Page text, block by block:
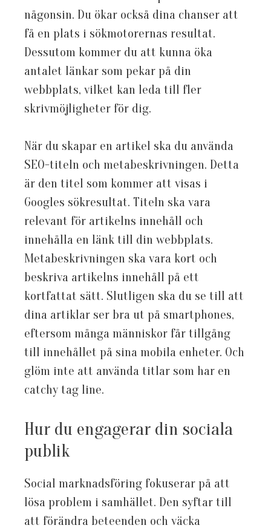
någonsin. Du ökar också dina chanser att
få en plats i sökmotorernas resultat.
Dessutom kommer du att kunna öka
antalet länkar som pekar på din
webbplats, vilket kan leda till fler
skrivmöjligheter för dig.
När du skapar en artikel ska du använda
SEO-titeln och metabeskrivningen. Detta
är den titel som kommer att visas i
Googles sökresultat. Titeln ska vara
relevant för artikelns innehåll och
innehålla en länk till din webbplats.
Metabeskrivningen ska vara kort och
beskriva artikelns innehåll på ett
kortfattat sätt. Slutligen ska du se till att
dina artiklar ser bra ut på smartphones,
eftersom många människor får tillgång
till innehållet på sina mobila enheter. Och
glöm inte att använda titlar som har en
catchy tag line.
Hur du engagerar din sociala
publik
Social marknadsföring fokuserar på att
lösa problem i samhället. Den syftar till
att förändra beteenden och väcka